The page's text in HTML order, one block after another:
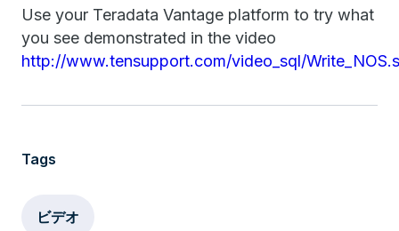
Use your Teradata Vantage platform to try what
you see demonstrated in the video
http://www.tensupport.com/video_sql/
Tags
ビデオ